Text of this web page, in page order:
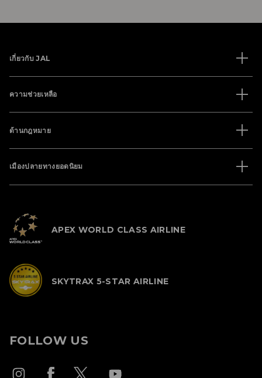
เกี่ยวกับ JAL
ความช่วยเหลือ
ด้านกฎหมาย
เมืองปลายทางยอดนิยม
APEX WORLD CLASS AIRLINE
SKYTRAX 5-STAR AIRLINE
FOLLOW US